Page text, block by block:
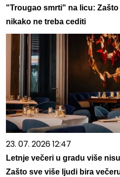
"Trougao smrti" na licu:
nikako ne treba cediti
23. 07. 2026 12:47
Letnje večeri u gradu više
Zašto sve više ljudi bira